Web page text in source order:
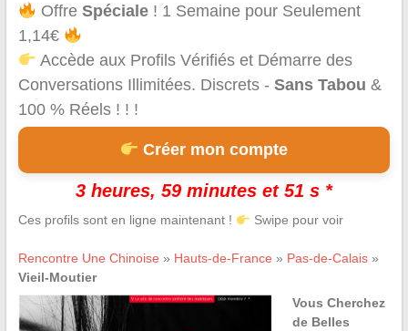
OffreSpéciale ! 1 Semaine pour Seulement
1,14€
Accède aux Profils Vérifiés et Démarre des
Conversations Illimitées. Discrets - Sans Tabou &
100 % Réels ! ! !
Créer mon compte
3 heures, 59 minutes et 51 s *
Ces profils sont en ligne maintenant ! Swipe pour voir
Rencontre Une Chinoise » Hauts-de-France » Pas-de-Calais»
Vieil-Moutier
Vous Cherchez
de Belles